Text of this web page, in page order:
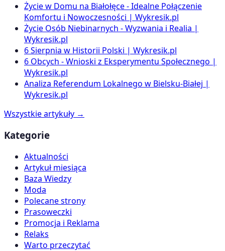
Życie w Domu na Białołęce - Idealne Połączenie
Komfortu i Nowoczesności | Wykresik.pl
Życie Osób Niebinarnych - Wyzwania i Realia |
Wykresik.pl
6 Sierpnia w Historii Polski | Wykresik.pl
6 Obcych - Wnioski z Eksperymentu Społecznego |
Wykresik.pl
Analiza Referendum Lokalnego w Bielsku-Białej |
Wykresik.pl
Wszystkie artykuły →
Kategorie
Aktualności
Artykuł miesiąca
Baza Wiedzy
Moda
Polecane strony
Prasoweczki
Promocja i Reklama
Relaks
Warto przeczytać